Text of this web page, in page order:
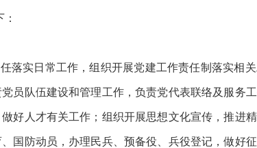
落实日常工作，组织开展党建工作责任制落实相
员队伍建设和管理工作，负责党代表联络及服务
好人才有关工作；组织开展思想文化宣传，推进
国防动员，办理民兵、预备役、兵役登记，做好